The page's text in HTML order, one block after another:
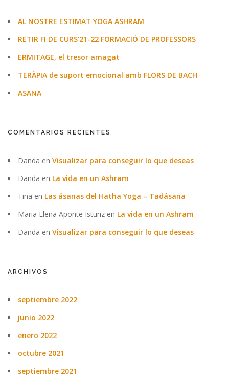
AL NOSTRE ESTIMAT YOGA ASHRAM
RETIR FI DE CURS’21-22 FORMACIÓ DE PROFESSORS
ERMITAGE, el tresor amagat
TERÀPIA de suport emocional amb FLORS DE BACH
ASANA
COMENTARIOS RECIENTES
Danda en Visualizar para conseguir lo que deseas
Danda en La vida en un Ashram
Tina en Las ásanas del Hatha Yoga – Tadásana
Maria Elena Aponte Isturiz en La vida en un Ashram
Danda en Visualizar para conseguir lo que deseas
ARCHIVOS
septiembre 2022
junio 2022
enero 2022
octubre 2021
septiembre 2021